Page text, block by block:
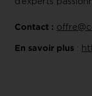
Contact :
En savoir plus :